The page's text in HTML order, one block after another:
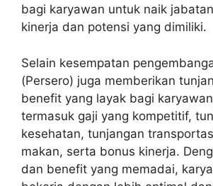
bagi karyawan untuk naik
kinerja dan potensi yang dimiliki.
Selain kesempatan
(Persero) juga memberikan
benefit yang layak bagi
termasuk gaji yang kompetitif,
kesehatan, tunjangan
makan, serta bonus kinerja.
dan benefit yang memadai,